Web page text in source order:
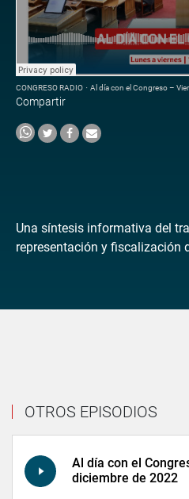
CONGRESO RADIO · Al día con el Congreso –
Compartir
Una síntesis informativa del
representación y fiscalización
OTROS EPISODIOS
Al día con el
diciembre de 2022